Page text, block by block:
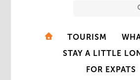
TOURISM
STAY A LITTLE
FOR EXPATS